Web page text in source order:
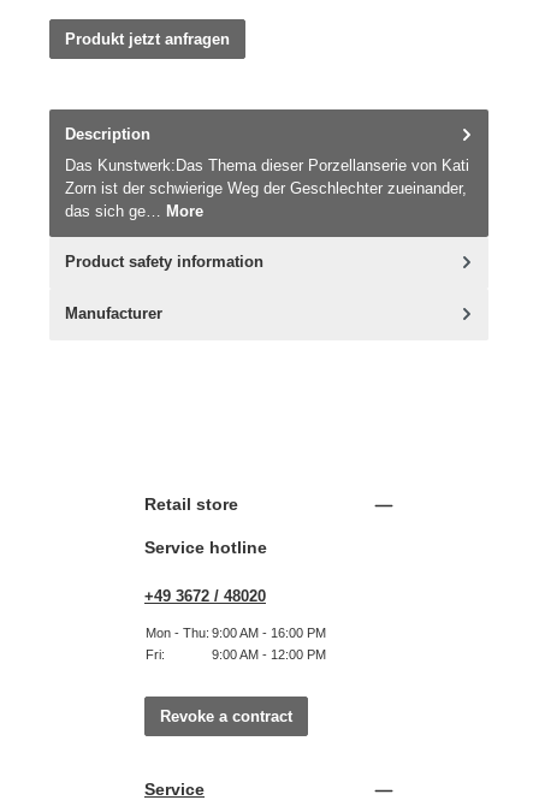
Produkt jetzt anfragen
Description
Das Kunstwerk:Das Thema dieser Porzellanserie von Kati
Zorn ist der schwierige Weg der Geschlechter zueinander,
das sich ge… More
Product safety information
Manufacturer
Retail store
Service hotline
+49 3672 / 48020
Mon - Thu: 9:00 AM - 16:00 PM
Fri:
9:00 AM - 12:00 PM
Revoke a contract
Service